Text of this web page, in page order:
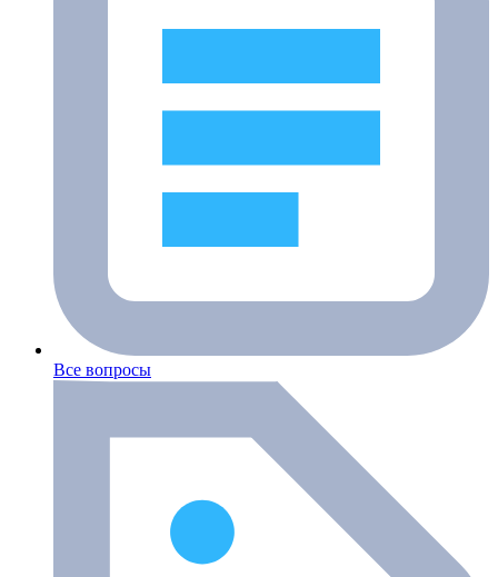
Все вопросы